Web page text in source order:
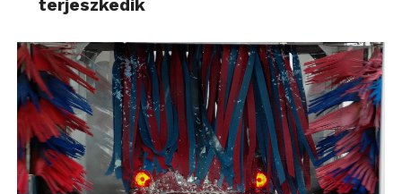
terjeszkedik